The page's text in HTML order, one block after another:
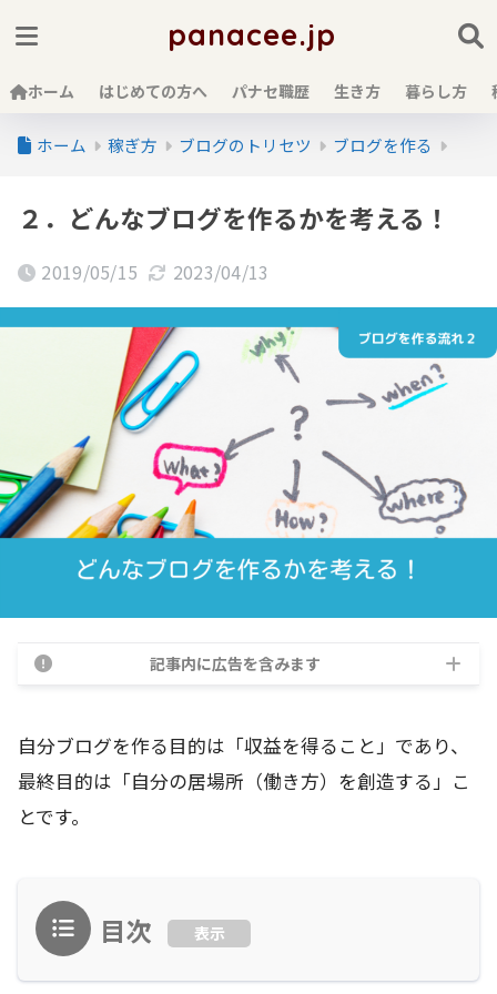
panacee.jp
ホーム はじめての方へ パナセ職歴 生き方 暮らし方
ホーム 稼ぎ方 ブログのトリセツ ブログを作る
２．どんなブログを作るかを考える！
2019/05/15 2023/04/13
記事内に広告を含みます
自分ブログを作る目的は「収益を得ること」であり、
最終目的は「自分の居場所（働き方）を創造する」こ
とです。
目次 表示